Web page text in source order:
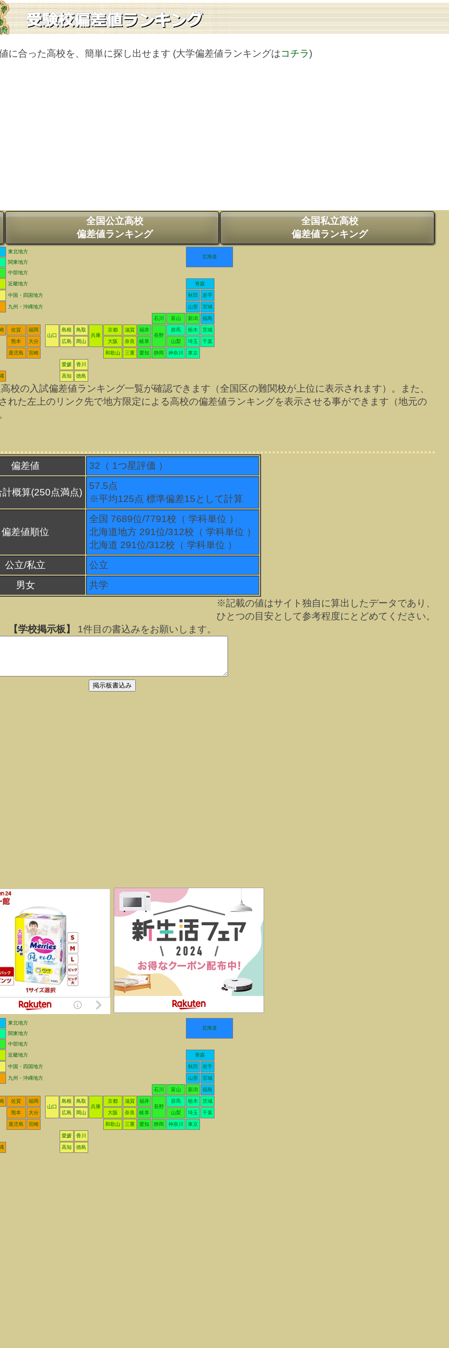
に合った高校を、簡単に探し出せます (大学偏差値ランキングはコチラ)
全国公立高校
偏差値ランキング
全国私立高校
偏差値ランキング
東北地方
北海道
関東地方
中部地方
近畿地方
青森
中国・四国地方 秋田 岩手
九州・沖縄地方 山形 宮城
石川 富山 新潟 福島
佐賀
福岡
山口
島根
鳥取
兵庫
京都 滋賀
福井
長野
群馬 栃木 茨城
熊本 大分 広島 岡山 大阪 奈良 岐阜 山梨 埼玉 千葉
鹿児島 宮崎 和歌山 三重 愛知 静岡 神奈川 東京
愛媛 香川
高知 徳島
の入試偏差値ランキング一覧が確認できます（全国区の難関校が上位に表示されます）。また、
れた左上のリンク先で地方限定による高校の偏差値ランキングを表示させる事ができます（地元の
偏差値 32（ 1つ星評価 ）
概算(250点満点)
57.5点
※平均125点 標準偏差15として計算
偏差値順位
全国 7689位/7791校（ 学科単位 ）
北海道地方 291位/312校（ 学科単位 ）
北海道 291位/312校（ 学科単位 ）
公立/私立
公立
男女
共学
※記載の値はサイト独自に算出したデータであり、
ひとつの目安として参考程度にとどめてください。
【学校掲示板】
1件目の書込みをお願いします。
東北地方
北海道
関東地方
中部地方
近畿地方
青森
中国・四国地方 秋田 岩手
九州・沖縄地方 山形 宮城
石川 富山 新潟 福島
佐賀
福岡
山口
島根
鳥取
兵庫
京都 滋賀
福井
長野
群馬 栃木 茨城
熊本 大分 広島 岡山 大阪 奈良 岐阜 山梨 埼玉 千葉
鹿児島 宮崎 和歌山 三重 愛知 静岡 神奈川 東京
愛媛 香川
高知 徳島